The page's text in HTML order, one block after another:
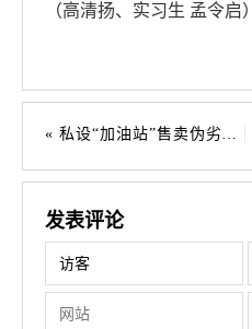
（高清扬、实习生 孟令启）
私设“加油站”售卖伪劣柴油 两被告人犯生产、销售伪劣产品罪获刑罚
发表评论